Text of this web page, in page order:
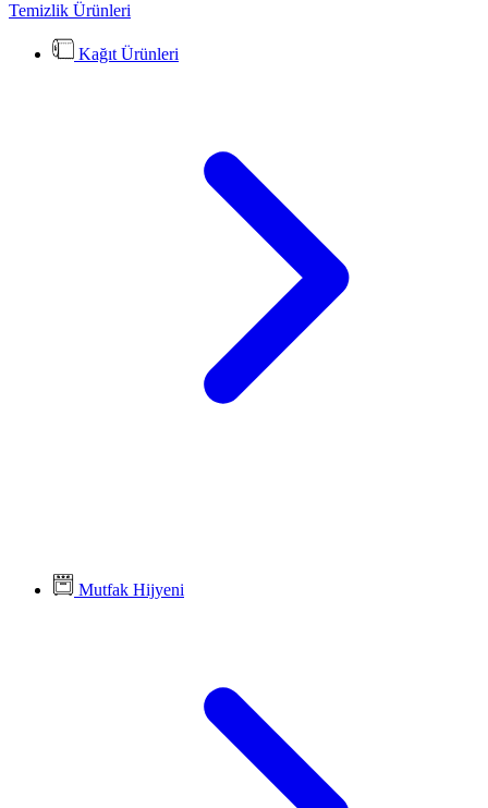
Temizlik Ürünleri
Kağıt Ürünleri
Mutfak Hijyeni